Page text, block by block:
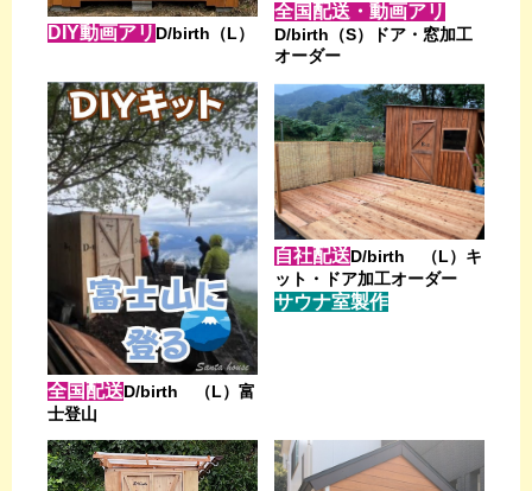
DIY動画アリ D/birth（L）
全国配送・動画アリ
D/birth（S）ドア・窓加工
オーダー
全国配送D/birth （L）富
士登山
自社配送D/birth （L）キ
ット・ドア加工オーダー
サウナ室製作